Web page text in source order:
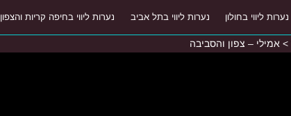
נערות ליווי בחולון נערות ליווי בתל אביב נערות ליווי בחיפה קריות והצפון
> אמילי – צפון והסביבה